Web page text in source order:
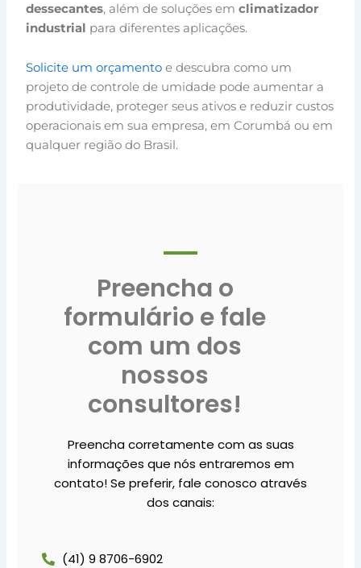
dessecantes, além de soluções emclimatizador
industrial para diferentes aplicações.
Solicite um orçamento e descubra como um
projeto de controle de umidade pode aumentar a
produtividade, proteger seus ativos e reduzir custos
operacionais em sua empresa, em Corumbá ou em
qualquer região do Brasil.
Preencha o
formulário e fale
com um dos
nossos
consultores!
Preencha corretamente com as suas
informações que nós entraremos em
contato! Se preferir, fale conosco através
dos canais:
(41) 9 8706-6902